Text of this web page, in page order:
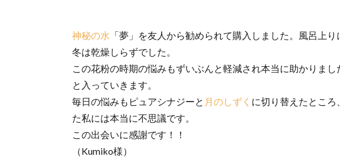
神秘の水 「夢」を友人から勧められて購入しました。風呂上
冬は乾燥しらずでした。
この花粉の時期の悩みもずいぶんと軽減され本当に助かりまし
と入っていきます。
毎日の悩みもピュアシナジーと 月のしずく に切り替えたとこ
た私には本当に不思議です。
この出会いに感謝です！！
（Kumiko様）